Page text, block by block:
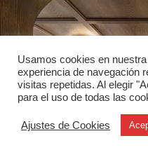
Usamos cookies en
experiencia de navegación
visitas repetidas. Al elegir
para el uso de todas las
Ajustes de Cookies